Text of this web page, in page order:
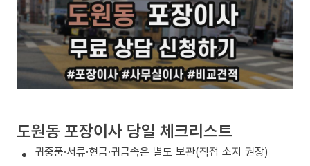
도원동 포장이사 당일 체크리스트
귀중품·서류·현금·귀금속은 별도 보관(직접 소지 권장)